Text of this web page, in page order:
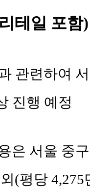
테일 포함
관련하여
진행 예정
은 서울 중
(평당